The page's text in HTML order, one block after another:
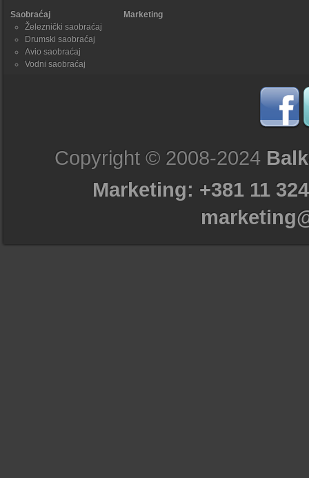
Saobraćaj
Železnički saobraćaj
Drumski saobraćaj
Avio saobraćaj
Vodni saobraćaj
Marketing
Copyright © 2008-2024
Marketing: +381 11